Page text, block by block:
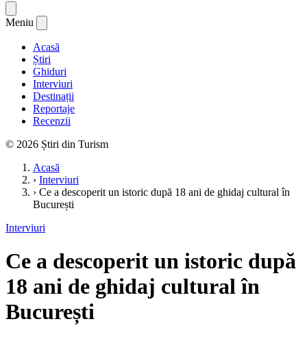
Meniu
Acasă
Știri
Ghiduri
Interviuri
Destinații
Reportaje
Recenzii
© 2026 Știri din Turism
Acasă
› Interviuri
› Ce a descoperit un istoric după 18 ani de ghidaj cultural în
București
Interviuri
Ce a descoperit un istoric după
18 ani de ghidaj cultural în
București